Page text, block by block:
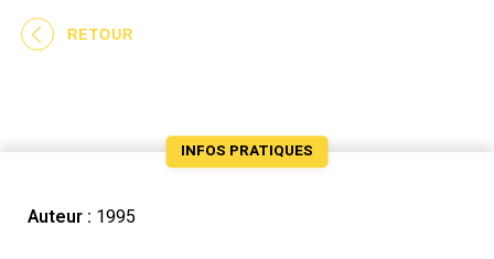
RETOUR
INFOS PRATIQUES
Auteur : 1995